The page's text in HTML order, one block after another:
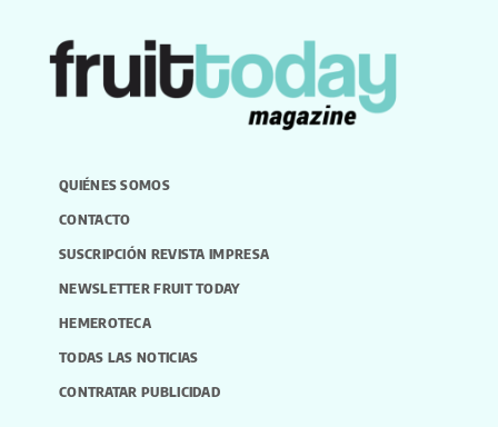
QUIÉNES SOMOS
CONTACTO
SUSCRIPCIÓN REVISTA IMPRESA
NEWSLETTER FRUIT TODAY
HEMEROTECA
TODAS LAS NOTICIAS
CONTRATAR PUBLICIDAD